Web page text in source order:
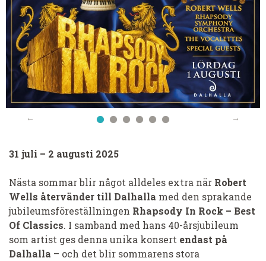
31 juli – 2 augusti 2025
Nästa sommar blir något alldeles extra när Robert
Wells återvänder till Dalhalla med den sprakande
jubileumsföreställningen Rhapsody In Rock – Best
Of Classics. I samband med hans 40-årsjubileum
som artist ges denna unika konsert endast på
Dalhalla – och det blir sommarens stora